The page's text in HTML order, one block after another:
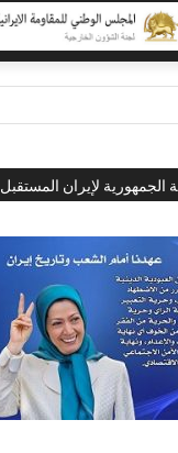
لإيران المستقبل